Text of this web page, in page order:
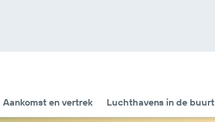
Aankomst en vertrek Luchthavens in de buurt